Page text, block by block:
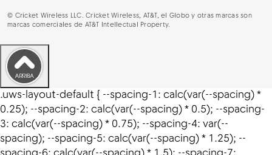
© Cricket Wireless LLC. Cricket Wireless, AT&T, el Globo y otras marcas son
marcas comerciales de AT&T Intellectual Property.